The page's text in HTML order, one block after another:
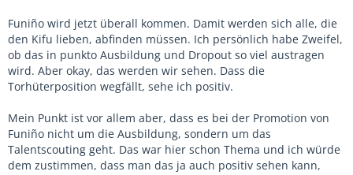
Funiño wird jetzt überall kommen. Damit werden sich alle, die
den Kifu lieben, abfinden müssen. Ich persönlich habe Zweifel,
ob das in punkto Ausbildung und Dropout so viel austragen
wird. Aber okay, das werden wir sehen. Dass die
Torhüterposition wegfällt, sehe ich positiv.
Mein Punkt ist vor allem aber, dass es bei der Promotion von
Funiño nicht um die Ausbildung, sondern um das
Talentscouting geht. Das war hier schon Thema und ich würde
dem zustimmen, dass man das ja auch positiv sehen kann,